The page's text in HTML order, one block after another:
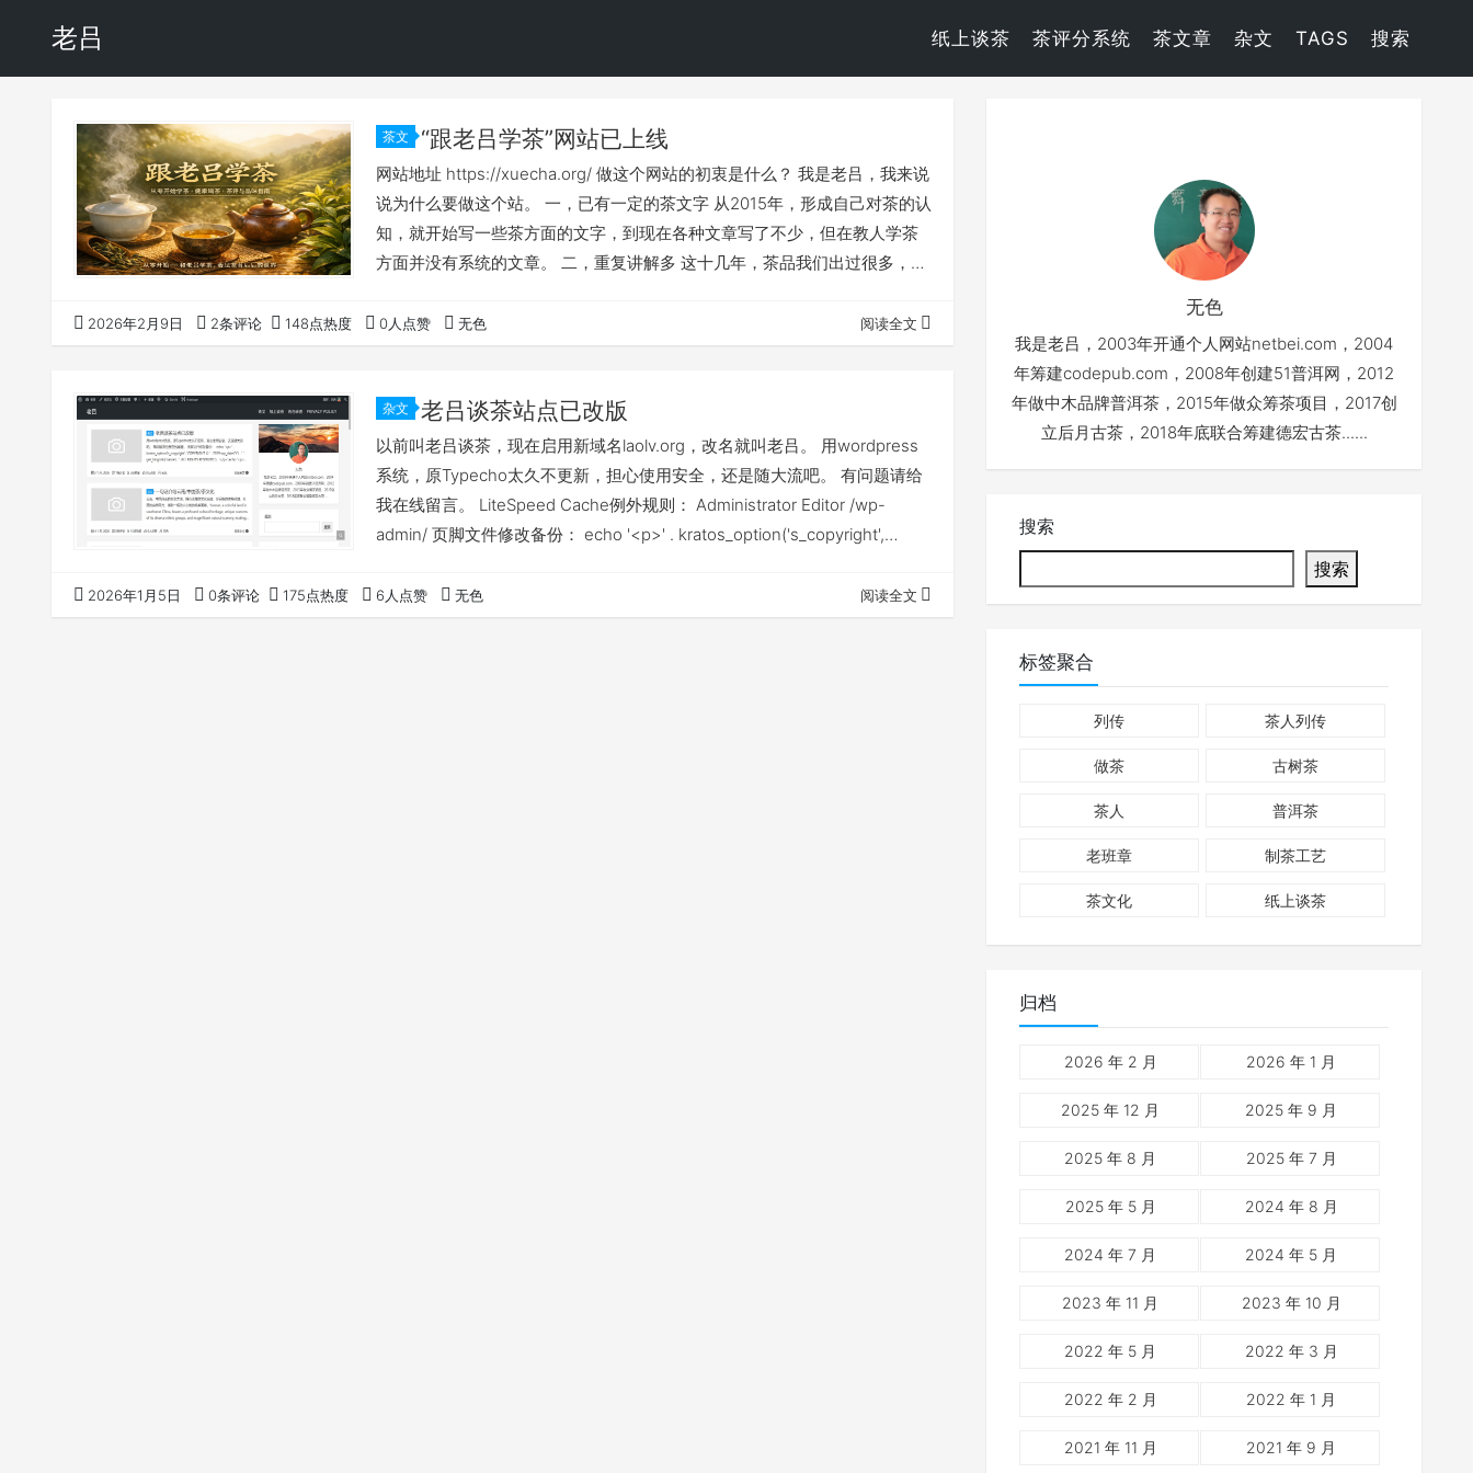
老吕 纸上谈茶 茶评分系统 茶文章 杂文 TAGS 搜索
茶文 “跟老吕学茶”网站已上线
网站地址 https://xuecha.org/ 做这个网站的初衷是什么？ 我是老吕，我来说
说为什么要做这个站。 一，已有一定的茶文字 从2015年，形成自己对茶的认
知，就开始写一些茶方面的文字，到现在各种文章写了不少，但在教人学茶
方面并没有系统的文章。 二，重复讲解多 这十几年，茶品我们出过很多，在
新讲一遍，需要有个地方让人从头学习，可以完整学习。 三，网站是个好平
台 我这一套对茶的理解，不是太容易理解，“健康喝茶”的概念也需要大范围
2026年2月9日 2条评论 148点热度 0人点赞 无色 阅读全文
杂文 老吕谈茶站点已改版
以前叫老吕谈茶，现在启用新域名laolv.org，改名就叫老吕。 用wordpress
系统，原Typecho太久不更新，担心使用安全，还是随大流吧。 有问题请给
我在线留言。 LiteSpeed Cache例外规则： Administrator Editor /wp-
admin/ 页脚文件修改备份： echo '<p>' . kratos_option('s_copyright',
2026年1月5日 0条评论 175点热度 6人点赞 无色 阅读全文
无色
我是老吕，2003年开通个人网站netbei.com，2004
年筹建codepub.com，2008年创建51普洱网，2012
年做中木品牌普洱茶，2015年做众筹茶项目，2017创
立后月古茶，2018年底联合筹建德宏古茶......
搜索
搜索
标签聚合
列传 茶人列传
做茶 古树茶
茶人 普洱茶
老班章 制茶工艺
茶文化 纸上谈茶
归档
2026 年 2 月 2026 年 1 月
2025 年 12 月 2025 年 9 月
2025 年 8 月 2025 年 7 月
2025 年 5 月 2024 年 8 月
2024 年 7 月 2024 年 5 月
2023 年 11 月 2023 年 10 月
2022 年 5 月 2022 年 3 月
2022 年 2 月 2022 年 1 月
2021 年 11 月 2021 年 9 月